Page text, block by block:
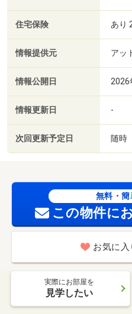
住宅保険 あり
情報提供元 アッ
情報公開日 2026
情報更新日 -
次回更新予定日 随時
無料・簡
この物件に
お気に入
実際にお部屋を
見学したい